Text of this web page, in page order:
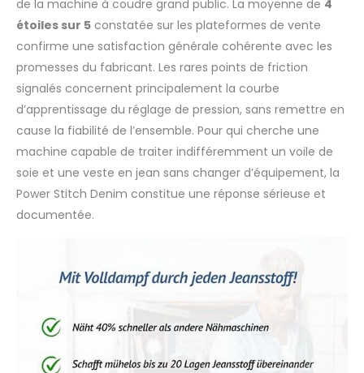
de la machine à coudre grand public. La moyenne de 4
étoiles sur 5 constatée sur les plateformes de vente
confirme une satisfaction générale cohérente avec les
promesses du fabricant. Les rares points de friction
signalés concernent principalement la courbe
d’apprentissage du réglage de pression, sans remettre en
cause la fiabilité de l’ensemble. Pour qui cherche une
machine capable de traiter indifféremment un voile de
soie et une veste en jean sans changer d’équipement, la
Power Stitch Denim constitue une réponse sérieuse et
documentée.